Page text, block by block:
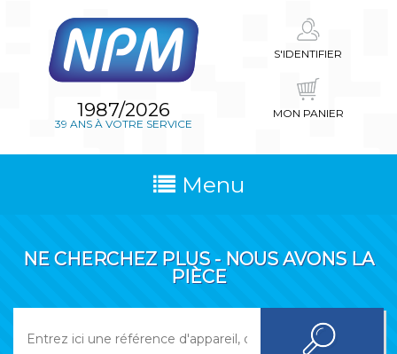
1987/2026
39 ANS À VOTRE SERVICE
S'IDENTIFIER
MON PANIER
Menu
NE CHERCHEZ PLUS - NOUS AVONS LA
PIÈCE